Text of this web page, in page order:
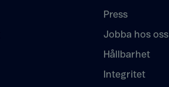
Press
Jobba hos oss
Hållbarhet
Integritet